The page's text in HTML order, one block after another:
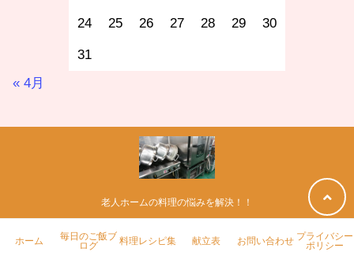
24 25 26 27 28 29 30
31
« 4月
老人ホームの料理の悩みを解決！！
ホーム 毎日のご飯ブログ 料理レシピ集 献立表
ホーム
毎日のご飯ブ
ログ
料理レシピ集 献立表 お問い合わせ プライバシー
ポリシー